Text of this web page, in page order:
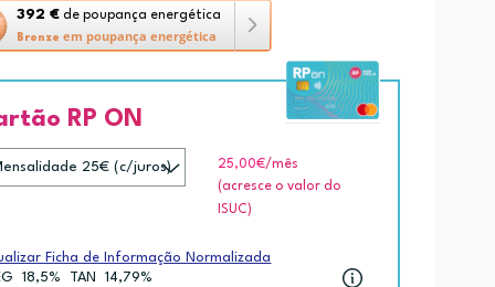
392 € de poupança energética
Bronze em poupança energética
RP ON
25,00€/mês
(acresce o valor do
ISUC)
Ficha de Informação Normalizada
18,5% TAN 14,79%